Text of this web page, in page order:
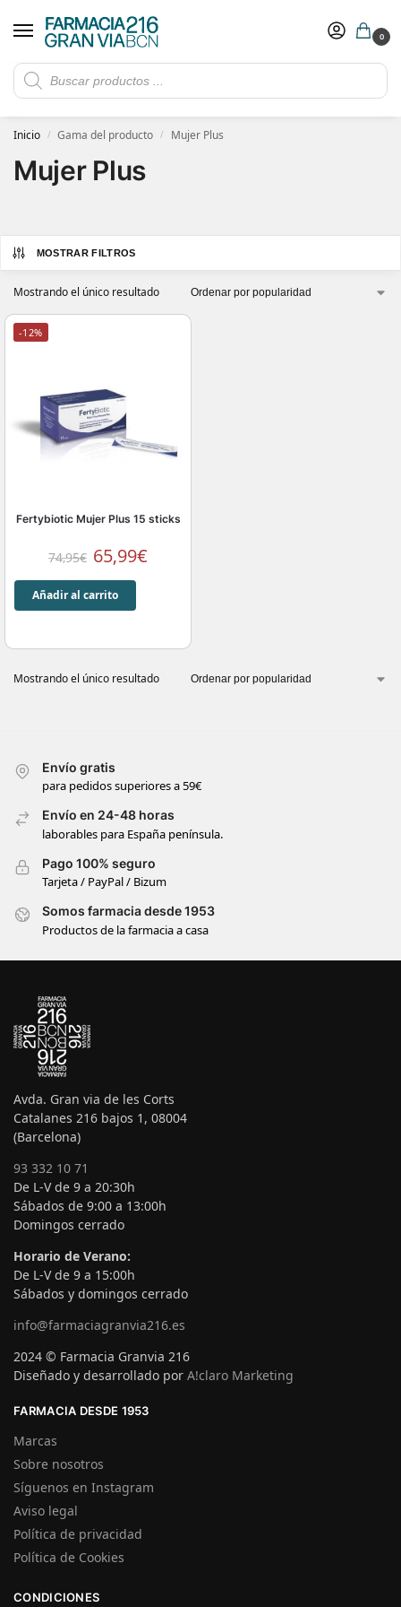
0
Rebajas de verano hasta -30%
​ 5€ de descuento con el cupón 5GRANVIA (compras superiores a 150€)
Inicio / Gama del producto / Mujer Plus
Mujer Plus
MOSTRAR FILTROS
Mostrando el único resultado
-12%
Fertybiotic Mujer Plus 15 sticks
74,95€ 65,99€
Añadir al carrito
Mostrando el único resultado
Envío gratis
para pedidos superiores a 59€
Envío en 24-48 horas
laborables para España península.
Pago 100% seguro
Tarjeta / PayPal / Bizum
Somos farmacia desde 1953
Productos de la farmacia a casa
Avda. Gran via de les Corts
Catalanes 216 bajos 1, 08004
(Barcelona)
93 332 10 71
De L-V de 9 a 20:30h
Sábados de 9:00 a 13:00h
Domingos cerrado
Horario de Verano:
De L-V de 9 a 15:00h
Sábados y domingos cerrado
info@farmaciagranvia216.es
2024 © Farmacia Granvia 216
Diseñado y desarrollado por A!claro Marketing
FARMACIA DESDE 1953
Marcas
Sobre nosotros
Síguenos en Instagram
Aviso legal
Política de privacidad
Política de Cookies
CONDICIONES